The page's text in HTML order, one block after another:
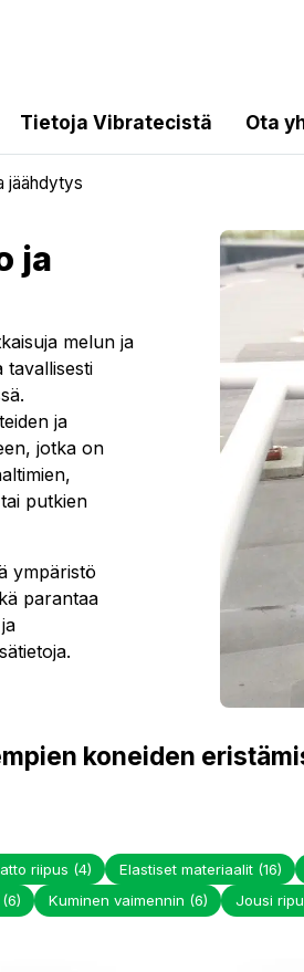
Tietoja Vibratecistä Ota
jäähdytys
ja
melun ja
tavallisesti
ja
jotka on
putkien
ympäristö
parantaa
koneiden
riipus (4) Elastiset materiaalit (16)
(6) Kuminen vaimennin (6) Jousi